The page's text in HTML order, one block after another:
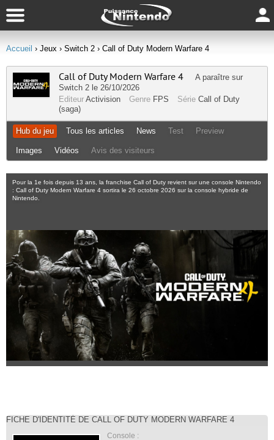
Accueil › Jeux › Switch 2 › Call of Duty Modern Warfare 4
Call of Duty Modern Warfare 4
A paraître sur
Switch 2 le 26/10/2026
Editeur Activision Genre FPS Série Call of Duty
(saga)
Hub du jeu Tous les articles News Test Preview
Images Vidéos Avis des visiteurs
Pour la 1e fois depuis 13 ans, la franchise Call of Duty revient sur une console Nintendo
: Call of Duty Modern Warfare 4 sortira le 26 octobre 2026 sur la console hybride de
Nintendo.
FICHE D'IDENTITÉ DE CALL OF DUTY MODERN WARFARE 4
Console :